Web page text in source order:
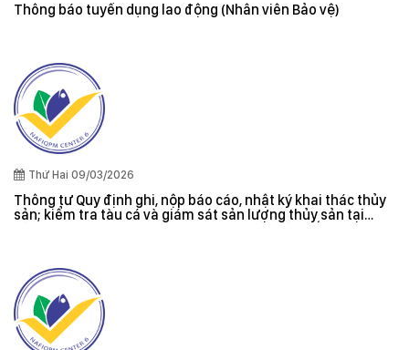
Thông báo tuyển dụng lao động (Nhân viên Bảo vệ)
Thứ Hai 09/03/2026
Thông tư Quy định ghi, nộp báo cáo, nhật ký khai thác thủy
sản; kiểm tra tàu cá và giám sát sản lượng thủy sản tại